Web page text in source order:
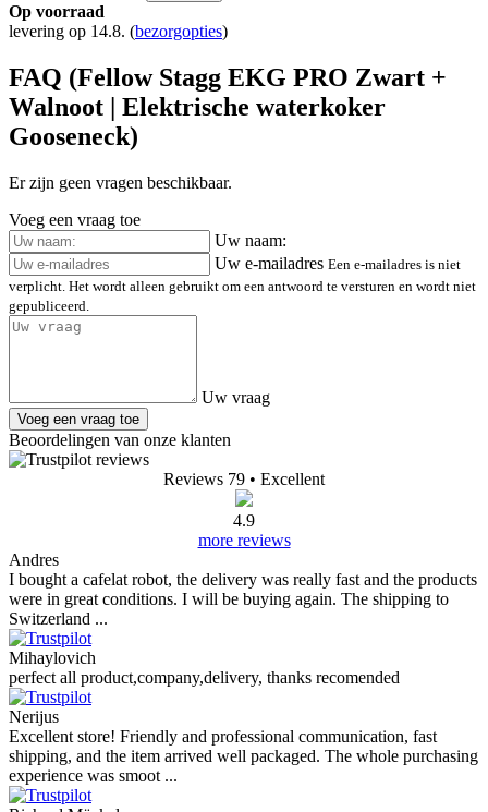
Op voorraad
levering op 14.8. (bezorgopties)
FAQ (Fellow Stagg EKG PRO Zwart +
Walnoot | Elektrische waterkoker
Gooseneck)
Er zijn geen vragen beschikbaar.
Voeg een vraag toe
Uw naam:
Uw e-mailadres Een e-mailadres is niet
verplicht. Het wordt alleen gebruikt om een antwoord te versturen en wordt niet
gepubliceerd.
Uw vraag
Voeg een vraag toe
Beoordelingen van onze klanten
Reviews 79 • Excellent
4.9
more reviews
Andres
I bought a cafelat robot, the delivery was really fast and the products
were in great conditions. I will be buying again. The shipping to
Switzerland ...
Mihaylovich
perfect all product,company,delivery, thanks recomended
Nerijus
Excellent store! Friendly and professional communication, fast
shipping, and the item arrived well packaged. The whole purchasing
experience was smoot ...